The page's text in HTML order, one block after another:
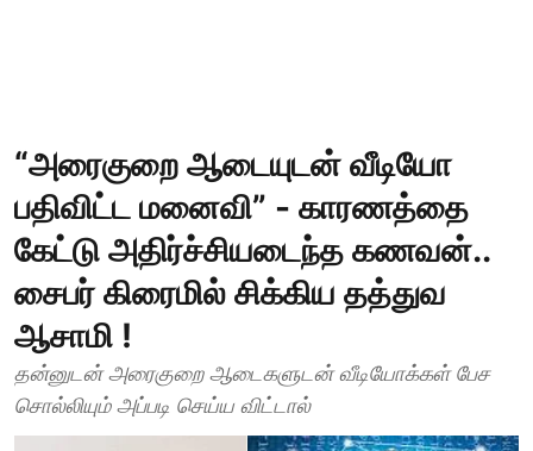
“அரைகுறை ஆடையுடன் வீடியோ
பதிவிட்ட மனைவி” - காரணத்தை
கேட்டு அதிர்ச்சியடைந்த கணவன்..
சைபர் கிரைமில் சிக்கிய தத்துவ
ஆசாமி !
தன்னுடன் அரைகுறை ஆடைகளுடன் வீடியோக்கள் பேச
சொல்லியும் அப்படி செய்ய விட்டால்